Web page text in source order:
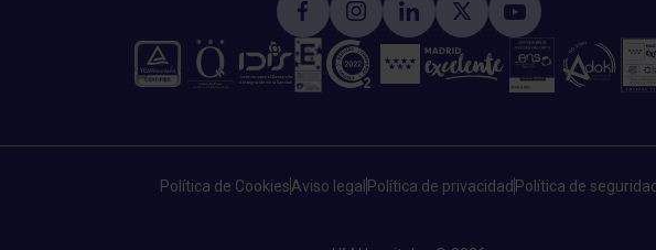
Política de CookiesAviso legal Política de privacidad Política de